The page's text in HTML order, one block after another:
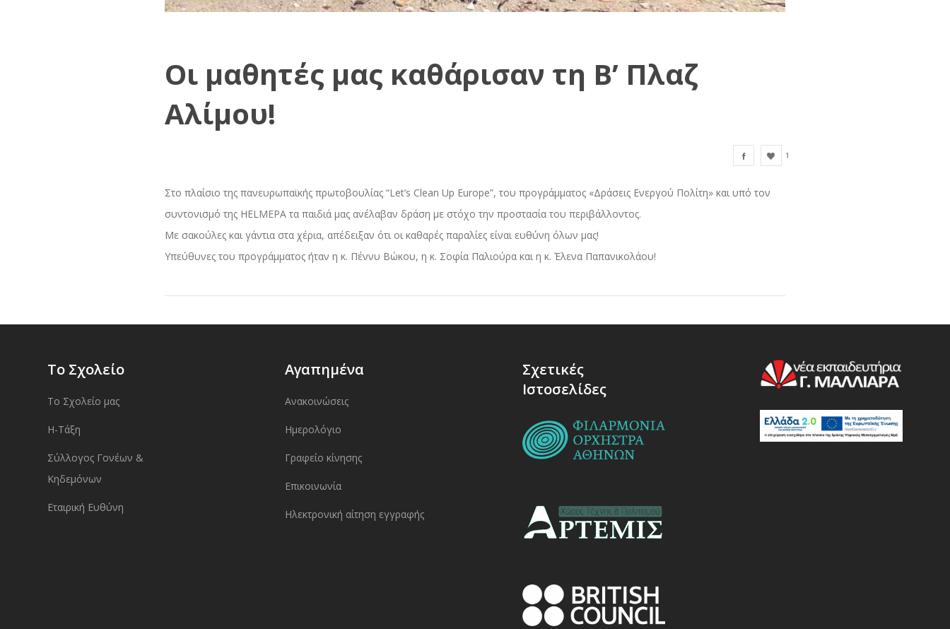
Οι μαθητές μας καθάρισαν τη Β’ Πλαζ
Αλίμου!
1
Στο πλαίσιο της πανευρωπαϊκής πρωτοβουλίας “Let’s Clean Up Europe”, του προγράμματος «Δράσεις Ενεργού Πολίτη» και υπό τον
συντονισμό της HELMEPA τα παιδιά μας ανέλαβαν δράση με στόχο την προστασία του περιβάλλοντος.
Με σακούλες και γάντια στα χέρια, απέδειξαν ότι οι καθαρές παραλίες είναι ευθύνη όλων μας!
Υπεύθυνες του προγράμματος ήταν η κ. Πέννυ Βώκου, η κ. Σοφία Παλιούρα και η κ. Έλενα Παπανικολάου!
Το Σχολείο
Το Σχολείο μας
Η-Τάξη
Σύλλογος Γονέων &
Κηδεμόνων
Εταιρική Ευθύνη
Αγαπημένα
Ανακοινώσεις
Ημερολόγιο
Γραφείο κίνησης
Επικοινωνία
Ηλεκτρονική αίτηση εγγραφής
Σχετικές
Ιστοσελίδες